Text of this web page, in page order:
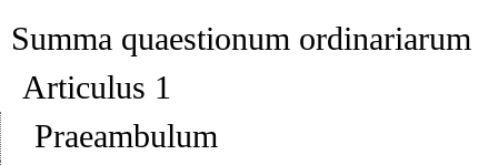
Summa quaestionum ordinariarum
Articulus 1
Praeambulum